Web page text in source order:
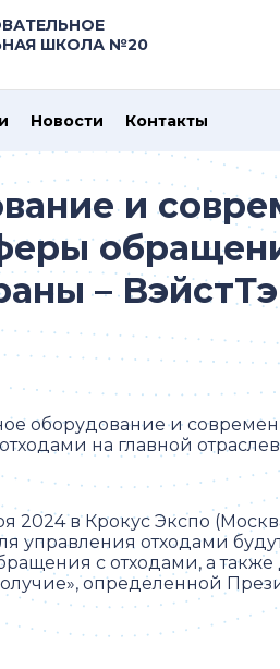
ШКОЛА №20
Новости Контакты
и
–
оборудование и
на главной
2024 в Крокус Экспо
управления отходами
с отходами, а
определенной